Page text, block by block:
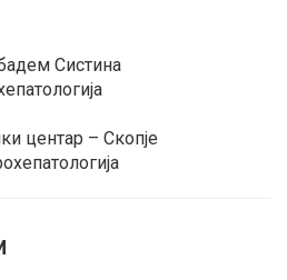
Систина
центар – Скопје